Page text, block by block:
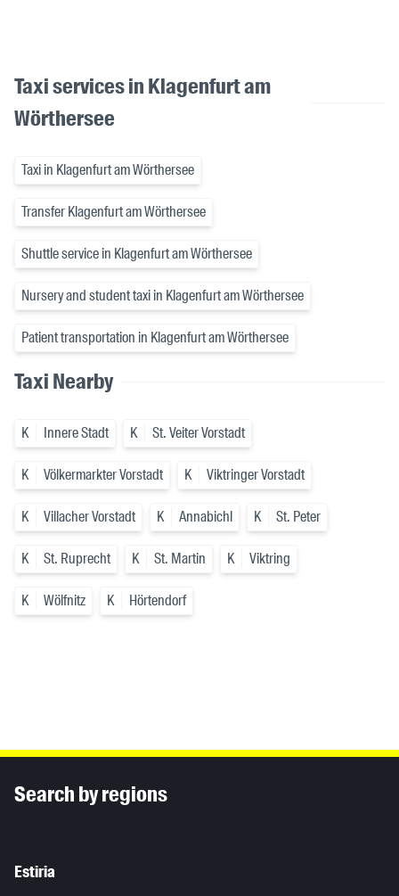
Taxi services in Klagenfurt am
Wörthersee
Taxi in Klagenfurt am Wörthersee
Transfer Klagenfurt am Wörthersee
Shuttle service in Klagenfurt am Wörthersee
Nursery and student taxi in Klagenfurt am Wörthersee
Patient transportation in Klagenfurt am Wörthersee
Taxi Nearby
K Innere Stadt K St. Veiter Vorstadt
K Völkermarkter Vorstadt K Viktringer Vorstadt
K Villacher Vorstadt K Annabichl K St. Peter
K St. Ruprecht K St. Martin K Viktring
K Wölfnitz K Hörtendorf
Search by regions
Estiria